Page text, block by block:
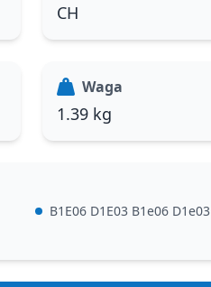
CH
Waga
1.39 kg
B1E06 D1E03 B1e06 D1e03